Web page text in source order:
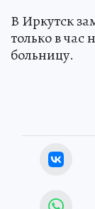
В Иркутск
только в час
больницу.